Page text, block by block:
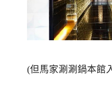
(但馬家涮涮鍋本館